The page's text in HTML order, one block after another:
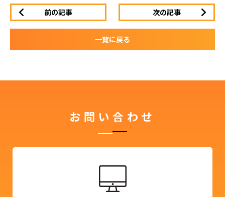
前の記事 次の記事
一覧に戻る
お問い合わせ